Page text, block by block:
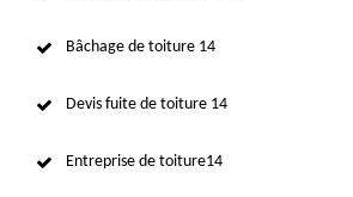
Bâchage de toiture 14
Devis fuite de toiture 14
Entreprise de toiture14